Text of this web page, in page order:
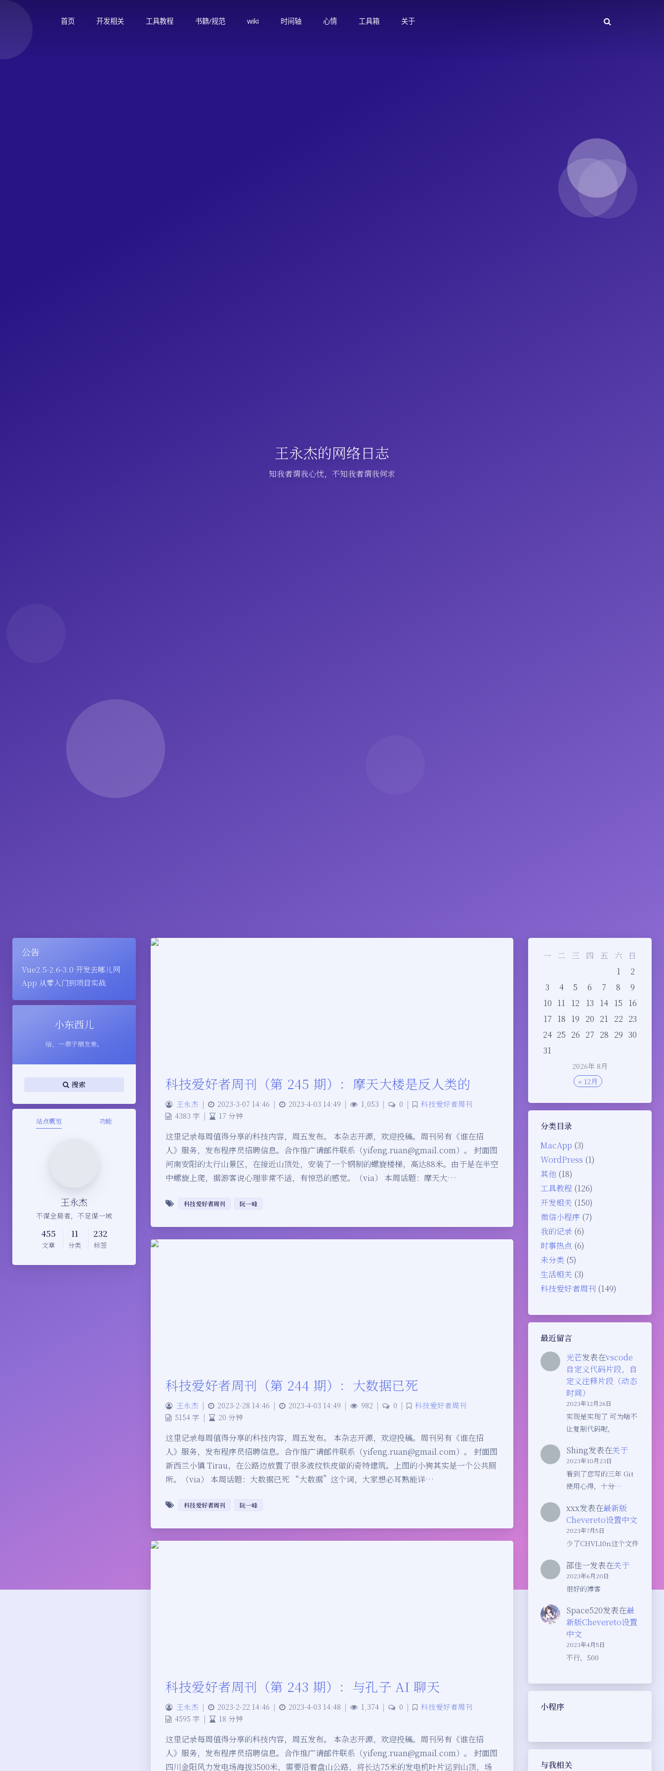
首页 开发相关 工具教程 书籍/规范 wiki 时间轴 心情 工具箱 关于
王永杰的网络日志
知我者谓我心忧，不知我者谓我何求
公告
Vue2.5-2.6-3.0 开发去哪儿网
App 从零入门到项目实战
小东西儿
给，一辈子朋友劵。
搜索
站点概览 功能
王永杰
不谋全局者，不足谋一域
455
文章
11
分类
232
标签
2026年 8月
一 二 三 四 五 六
日
1
2
3
4 5 6 7 8
9
10 11 12 13 14 15
16
17 18 19 20 21 22 23
24 25 26 27 28 29 30
31
« 12月
分类目录
MacApp (3)
WordPress (1)
其他 (18)
工具教程 (126)
开发相关 (150)
微信小程序 (7)
我的记录 (6)
时事热点 (6)
未分类 (5)
生活相关 (3)
科技爱好者周刊 (149)
最近留言
光芒发表在vscode
自定义代码片段，自
定义注释片段（动态
时间）
2023年12月26日
实现是实现了 可为啥不
让复制代码呢，
Shing发表在关于
2023年10月23日
看到了您写的三年 Git
使用心得，十分…
xxx发表在最新版
Chevereto设置中文
2023年7月5日
少了CHVL10n这个文件
邵佳一发表在关于
2023年6月20日
很好的博客
Space520发表在最
新版Chevereto设置
中文
2023年4月5日
不行，500
小程序
与我相关
科技爱好者周刊（第 245 期）：摩天大楼是反人类的
王永杰 | 2023-3-07 14:46 | 2023-4-03 14:49 | 1,053 | 0 |
科技爱好者周刊
4383 字 | 17 分钟
这里记录每周值得分享的科技内容，周五发布。 本杂志开源，欢迎投稿。周刊另有《谁在招
人》服务，发布程序员招聘信息。合作推广请邮件联系（yifeng.ruan@gmail.com）。 封面图
河南安阳的太行山景区，在接近山顶处，安装了一个钢制的螺旋楼梯，高达88米。由于是在半空
中螺旋上爬，据游客说心理非常不适，有惊恐的感觉。（via） 本周话题：摩天大…
科技爱好者周刊 阮一峰
科技爱好者周刊（第 244 期）：大数据已死
王永杰 | 2023-2-28 14:46 | 2023-4-03 14:49 | 982 | 0 |
科技爱好者周刊
5154 字 | 20 分钟
这里记录每周值得分享的科技内容，周五发布。 本杂志开源，欢迎投稿。周刊另有《谁在招
人》服务，发布程序员招聘信息。合作推广请邮件联系（yifeng.ruan@gmail.com）。 封面图
新西兰小镇 Tirau，在公路边放置了很多波纹铁皮做的奇特建筑。上图的小狗其实是一个公共厕
所。（via） 本周话题：大数据已死 “大数据”这个词，大家想必耳熟能详…
科技爱好者周刊 阮一峰
科技爱好者周刊（第 243 期）：与孔子 AI 聊天
王永杰 | 2023-2-22 14:46 | 2023-4-03 14:48 | 1,374 | 0 |
科技爱好者周刊
4595 字 | 18 分钟
这里记录每周值得分享的科技内容，周五发布。 本杂志开源，欢迎投稿。周刊另有《谁在招
人》服务，发布程序员招聘信息。合作推广请邮件联系（yifeng.ruan@gmail.com）。 封面图
四川金阳风力发电场海拔3500米，需要沿着盘山公路，将长达75米的发电机叶片运到山顶，场